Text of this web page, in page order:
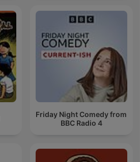
Friday Night Comedy from
BBC Radio 4